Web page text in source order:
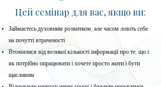
Цей семінар для вас, якщо ви:
Займаєтесь духовним розвитком, але часом ловіть себе
на почутті втраченості
Втомилися від великої кількості інформації про те, що і
як потрібно опрацювати і хочете просто жити і бути
щасливим